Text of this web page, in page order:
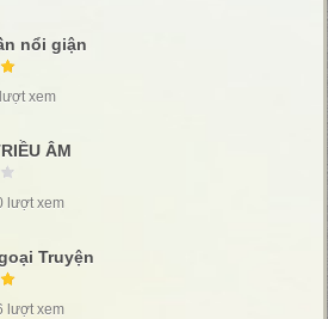
nổi giận
xem
ÂM
lượt xem
Truyện
lượt xem